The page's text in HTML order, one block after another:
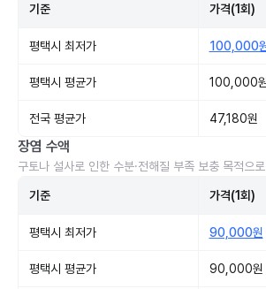
기준 가격(1회)
평택시 최저가 100,000
평택시 평균가 100,000원
전국 평균가 47,180원
장염 수액
구토나 설사로 인한 수분·전해질 부족 보충 목적으
기준 가격(1회)
평택시 최저가 90,000원
평택시 평균가 90,000원